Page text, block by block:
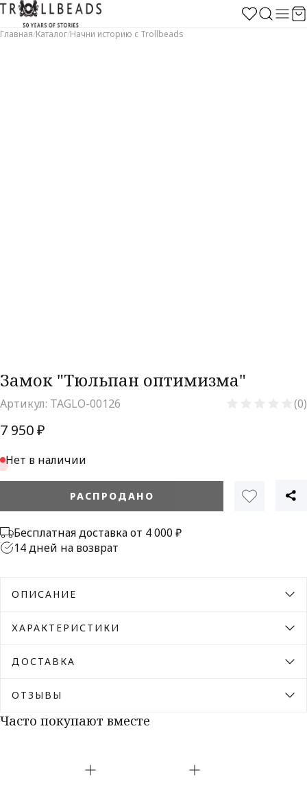
Главная/Каталог/Начни историю с Trollbeads
Замок "Тюльпан оптимизма"
Артикул: TAGLO-00126 (0)
7 950 ₽
Нет в наличии
РАСПРОДАНО
Бесплатная доставка от 4 000 ₽
14 дней на возврат
ОПИСАНИЕ
ХАРАКТЕРИСТИКИ
ДОСТАВКА
ОТЗЫВЫ
Часто покупают вместе